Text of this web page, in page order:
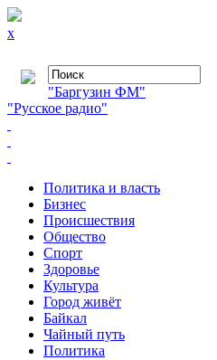
x
"Баргузин ФМ"
"Русское радио"
Политика и власть
Бизнес
Происшествия
Общество
Cпорт
Здоровье
Культура
Город живёт
Байкал
Чайный путь
Политика